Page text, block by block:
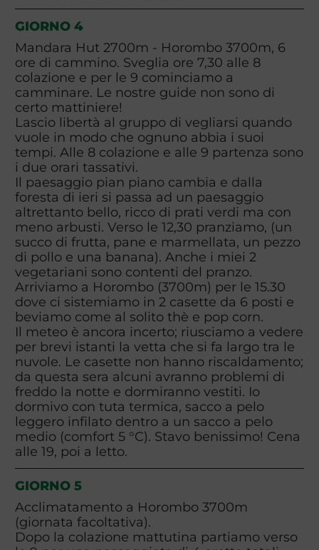
GIORNO 4
Mandara Hut 2700m - Horombo 3700m, 6
ore di cammino. Sveglia ore 7,30 alle 8
colazione e per le 9 cominciamo a
camminare. Le nostre guide non sono di
certo mattiniere!
Lascio libertà al gruppo di vegliarsi quando
vuole in modo che ognuno abbia i suoi
tempi. Alle 8 colazione e alle 9 partenza sono
i due orari tassativi.
Il paesaggio pian piano cambia e dalla
foresta di ieri si passa ad un paesaggio
altrettanto bello, ricco di prati verdi ma con
meno arbusti. Verso le 12,30 pranziamo, (un
succo di frutta, pane e marmellata, un pezzo
di pollo e una banana). Anche i miei 2
vegetariani sono contenti del pranzo.
Arriviamo a Horombo (3700m) per le 15.30
dove ci sistemiamo in 2 casette da 6 posti e
beviamo come al solito thè e pop corn.
Il meteo è ancora incerto; riusciamo a vedere
per brevi istanti la vetta che si fa largo tra le
nuvole. Le casette non hanno riscaldamento;
da questa sera alcuni avranno problemi di
freddo la notte e dormiranno vestiti. Io
dormivo con tuta termica, sacco a pelo
leggero infilato dentro a un sacco a pelo
medio (comfort 5 °C). Stavo benissimo! Cena
alle 19, poi a letto.
GIORNO 5
Acclimatamento a Horombo 3700m
(giornata facoltativa).
Dopo la colazione mattutina partiamo verso